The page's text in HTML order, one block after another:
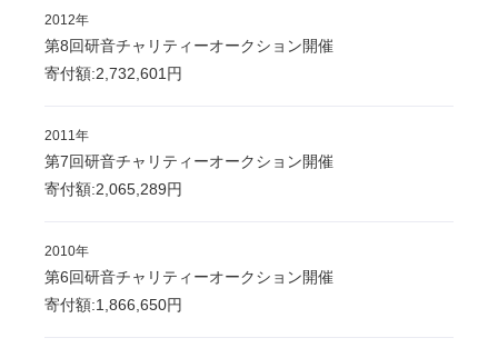
2012年
第8回研音チャリティーオークション開催
寄付額:2,732,601円
2011年
第7回研音チャリティーオークション開催
寄付額:2,065,289円
2010年
第6回研音チャリティーオークション開催
寄付額:1,866,650円